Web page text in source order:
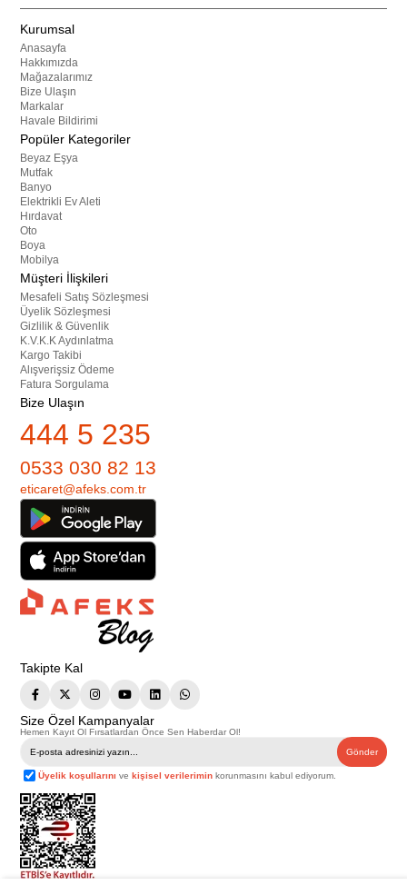
Kurumsal
Anasayfa
Hakkımızda
Mağazalarımız
Bize Ulaşın
Markalar
Havale Bildirimi
Popüler Kategoriler
Beyaz Eşya
Mutfak
Banyo
Elektrikli Ev Aleti
Hırdavat
Oto
Boya
Mobilya
Müşteri İlişkileri
Mesafeli Satış Sözleşmesi
Üyelik Sözleşmesi
Gizlilik & Güvenlik
K.V.K.K Aydınlatma
Kargo Takibi
Alışverişsiz Ödeme
Fatura Sorgulama
Bize Ulaşın
444 5 235
0533 030 82 13
eticaret@afeks.com.tr
Takipte Kal
Size Özel Kampanyalar
Hemen Kayıt Ol Fırsatlardan Önce Sen Haberdar Ol!
Gönder
Üyelik koşullarını vekişisel verilerimin korunmasını kabul ediyorum.